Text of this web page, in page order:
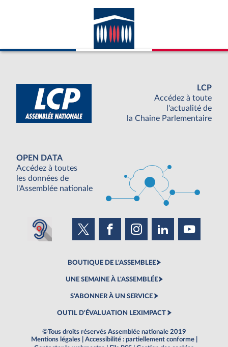
LCP
Accédez à toute
l'actualité de
la Chaine Parlementaire
OPEN DATA
Accédez à toutes
les données de
l'Assemblée nationale
BOUTIQUE DE L'ASSEMBLEE
UNE SEMAINE À L'ASSEMBLÉE
S'ABONNER À UN SERVICE
OUTIL D'ÉVALUATION LEXIMPACT
©Tous droits réservés Assemblée nationale 2019
Mentions légales
Accessibilité : partiellement conforme